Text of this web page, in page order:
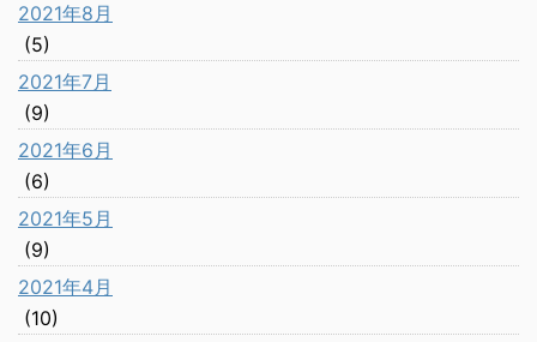
2021年8月
(5)
2021年7月
(9)
2021年6月
(6)
2021年5月
(9)
2021年4月
(10)